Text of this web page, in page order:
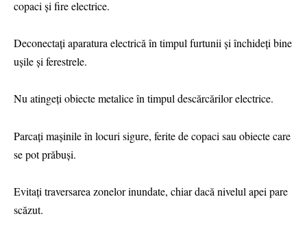
copaci și fire electrice.
Deconectați aparatura electrică în timpul furtunii și închideți bine
ușile și ferestrele.
Nu atingeți obiecte metalice în timpul descărcărilor electrice.
Parcați mașinile în locuri sigure, ferite de copaci sau obiecte care
se pot prăbuși.
Evitați traversarea zonelor inundate, chiar dacă nivelul apei pare
scăzut.